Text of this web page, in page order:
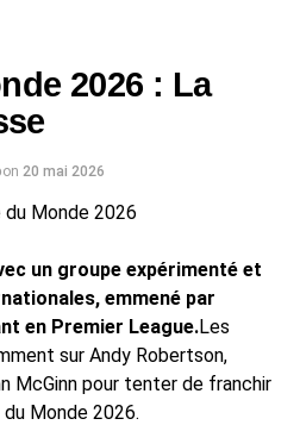
2026 : La
on 20 mai 2026
un groupe expérimenté et
emmené par
en Premier League.Les
sur Andy Robertson,
McGinn pour tenter de franchir
Monde 2026.